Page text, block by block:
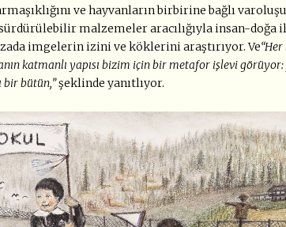
ve hayvanların birbirine bağlı
malzemeler aracılığıyla insan-
imgelerin izini ve köklerini araştırıyor. Ve
katmanlı yapısı bizim için bir metafor işlevi
bir bütün,”şeklinde yanıtlıyor.